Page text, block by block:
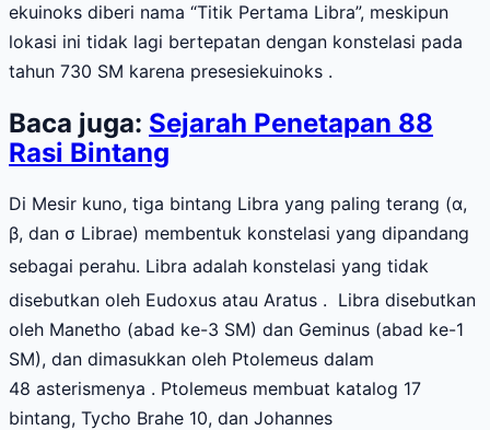
ekuinoks diberi nama “Titik Pertama Libra”, meskipun
lokasi ini tidak lagi bertepatan dengan konstelasi pada
tahun 730 SM karena presesiekuinoks .
Baca juga: Sejarah Penetapan 88
Rasi Bintang
Di Mesir kuno, tiga bintang Libra yang paling terang (α,
β, dan σ Librae) membentuk konstelasi yang dipandang
sebagai perahu. Libra adalah konstelasi yang tidak
disebutkan oleh Eudoxus atau Aratus . Libra disebutkan
oleh Manetho (abad ke-3 SM) dan Geminus (abad ke-1
SM), dan dimasukkan oleh Ptolemeus dalam
48 asterismenya . Ptolemeus membuat katalog 17
bintang, Tycho Brahe 10, dan Johannes